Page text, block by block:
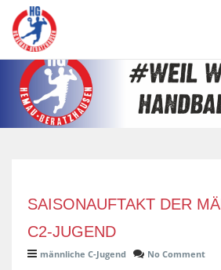
SAISONAUFTAKT DER
C2-JUGEND
männliche C-Jugend No Comment